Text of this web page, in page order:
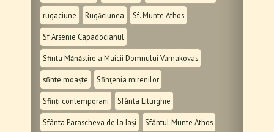
rugaciune Rugăciunea Sf. Munte Athos
Sf Arsenie Capadocianul
Sfinta Mănăstire a Maicii Domnului Varnakovas
sfinte moaște Sfinţenia mirenilor
Sfinți contemporani Sfânta Liturghie
Sfânta Parascheva de la Iași Sfântul Munte Athos